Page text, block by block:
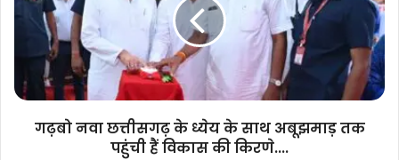
साथ
अबूझमाड़
तक
गढ़बो नवा छत्तीसगढ़ के ध्येय के साथ अबूझमाड़ तक
पहुंची हैं विकास की किरणे....